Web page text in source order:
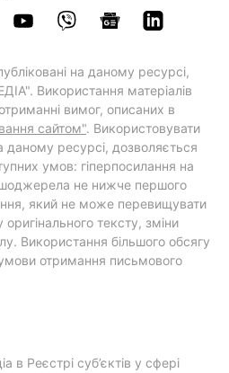
на даному ресурсі,
Використання матеріалів
вимог, описаних в
сайтом". Використовувати
даному ресурсі, дозволяється
умов: гіперпосилання на
не нижче першого
який не може перевищувати
оригінального тексту, зміни
Використання більшого обсягу
отримання письмового
в Реєстрі суб’єктів у сфері